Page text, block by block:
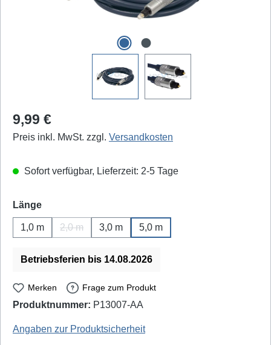
Regulärer Preis:
9,99 €
Preis inkl. MwSt. zzgl. Versandkosten
Sofort verfügbar, Lieferzeit: 2-5 Tage
Längeauswählen
1,0 m 2,0 m
(Diese Option ist zurzeit nicht verfügbar.)
3,0 m 5,0 m
Betriebsferien bis 14.08.2026
Merken Frage zum Produkt
Produktnummer: P13007-AA
Angaben zur Produktsicherheit